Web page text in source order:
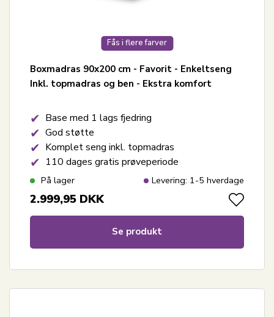
Fås i flere farver
Boxmadras 90x200 cm - Favorit - Enkeltseng
Inkl. topmadras og ben - Ekstra komfort
På lager Levering: 1-5 hverdage
Base med 1 lags fjedring
God støtte
Komplet seng inkl. topmadras
110 dages gratis prøveperiode
2.999,95 DKK
Se produkt